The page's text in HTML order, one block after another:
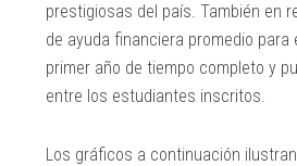
prestigiosas del país. También en
de ayuda financiera promedio para
primer año de tiempo completo y
entre los estudiantes inscritos.
Los gráficos a continuación